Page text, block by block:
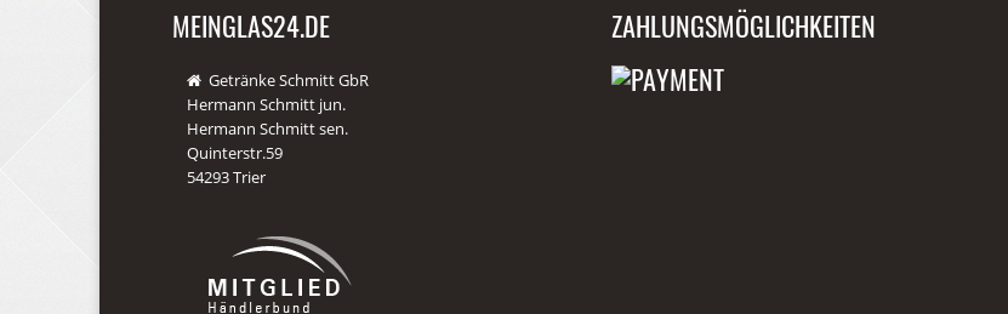
MEINGLAS24.DE
Getränke Schmitt GbR
Hermann Schmitt jun.
Hermann Schmitt sen.
Quinterstr.59
54293 Trier
ZAHLUNGSMÖGLICHKEITEN